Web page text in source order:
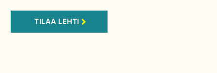
TILAA LEHTI